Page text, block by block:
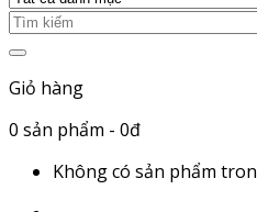
Giỏ hàng
0 sản phẩm - 0đ
Không có sản phẩm